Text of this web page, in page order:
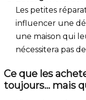
Les petites
influencer une
une maison qui
nécessitera pas
Ce que les
toujours… mais